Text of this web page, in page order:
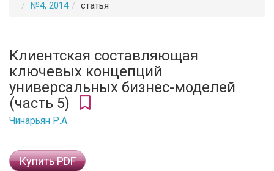
№4, 2014
статья
Клиентская составляющая
ключевых концепций
универсальных бизнес-моделей
(часть 5)
Чинарьян Р.А.
Купить PDF